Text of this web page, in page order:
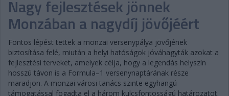
DIGITÁLIS MAGAZIN
PONTÁLLÁSOK
VERSENYNAPTÁRAK
Nagy fejlesztések jönnek
Monzában a nagydíj jövőjéért
Fontos lépést tettek a monzai versenypálya jövőjének
biztosítása felé, miután a helyi hatóságok jóváhagyták azokat a
fejlesztési terveket, amelyek célja, hogy a legendás helyszín
hosszú távon is a Formula–1 versenynaptárának része
maradjon. A monzai városi tanács szinte egyhangú
támogatással fogadta el a három kulcsfontosságú határozatot.